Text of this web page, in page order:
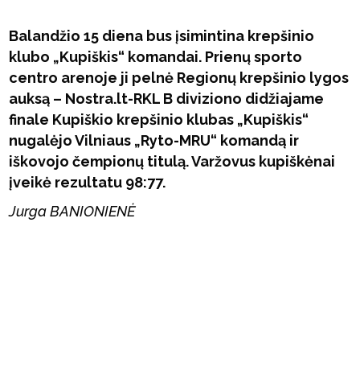
Balandžio 15 diena bus įsimintina krepšinio
klubo „Kupiškis“ komandai. Prienų sporto
centro arenoje ji pelnė Regionų krepšinio lygos
auksą – Nostra.lt-RKL B diviziono didžiajame
finale Kupiškio krepšinio klubas „Kupiškis“
nugalėjo Vilniaus „Ryto-MRU“ komandą ir
iškovojo čempionų titulą. Varžovus kupiškėnai
įveikė rezultatu 98:77.
Jurga BANIONIENĖ